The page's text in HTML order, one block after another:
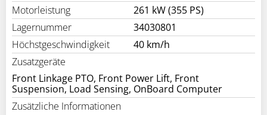
Motorleistung
261 kW (355 PS)
Lagernummer
34030801
Höchstgeschwindigkeit
40 km/h
Zusatzgeräte
Front Linkage PTO, Front Power Lift, Front
Suspension, Load Sensing, OnBoard Computer
Zusätzliche Informationen